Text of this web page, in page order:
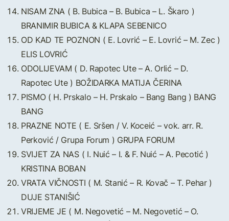
NISAM ZNA ( B. Bubica – B. Bubica – L. Škaro )
BRANIMIR BUBICA & KLAPA SEBENICO
OD KAD TE POZNON ( E. Lovrić – E. Lovrić – M. Zec )
ELIS LOVRIĆ
ODOLIJEVAM ( D. Rapotec Ute – A. Orlić – D.
Rapotec Ute ) BOŽIDARKA MATIJA ČERINA
PISMO ( H. Prskalo – H. Prskalo – Bang Bang ) BANG
BANG
PRAZNE NOTE ( E. Sršen / V. Koceić – vok. arr. R.
Perković / Grupa Forum ) GRUPA FORUM
SVIJET ZA NAS ( I. Nuić – I. & F. Nuić – A. Pecotić )
KRISTINA BOBAN
VRATA VIČNOSTI ( M. Stanić – R. Kovač – T. Pehar )
DUJE STANIŠIĆ
VRIJEME JE ( M. Negovetić – M. Negovetić – O.